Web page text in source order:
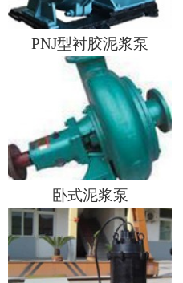
PNJ型衬胶泥浆泵
卧式泥浆泵